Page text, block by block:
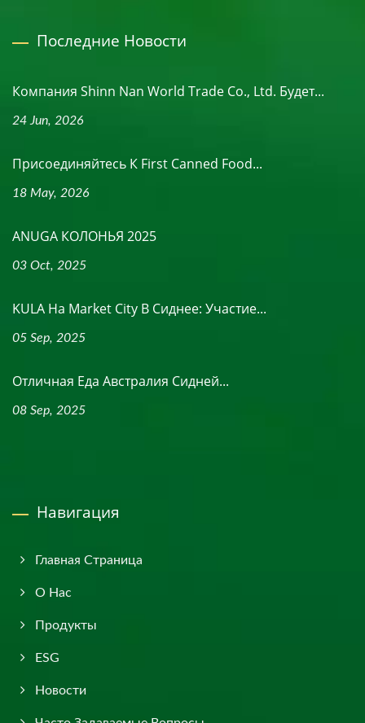
Последние Новости
Компания Shinn Nan World Trade Co., Ltd. Будет...
24 Jun, 2026
Присоединяйтесь К First Canned Food...
18 May, 2026
ANUGA КОЛОНЬЯ 2025
03 Oct, 2025
KULA На Market City В Сиднее: Участие...
05 Sep, 2025
Отличная Еда Австралия Сидней...
08 Sep, 2025
Навигация
Главная Страница
О Нас
Продукты
ESG
Новости